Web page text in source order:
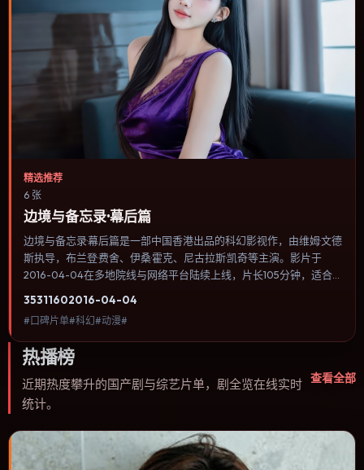
精选推荐
6 张
边境与备忘录·幕后篇
边境与备忘录·幕后篇是一部中国香港出品的科幻影视作，由维姆·文德
斯执导，布兰登·费舍、伊桑·霍克、尼古拉斯·凯奇等主演。影片于
2016-04-04在多地院线与网络平台陆续上线，片长105分钟，适合
与情节推进，节奏与视听语言统一，可作为休闲观影或类型片补片的
选择。
35311602016-04-04
#口碑片单#科幻#动漫#
热播榜
近期热度攀升的国产剧与综艺片单，剧全览在线实时
统计。
查看全部